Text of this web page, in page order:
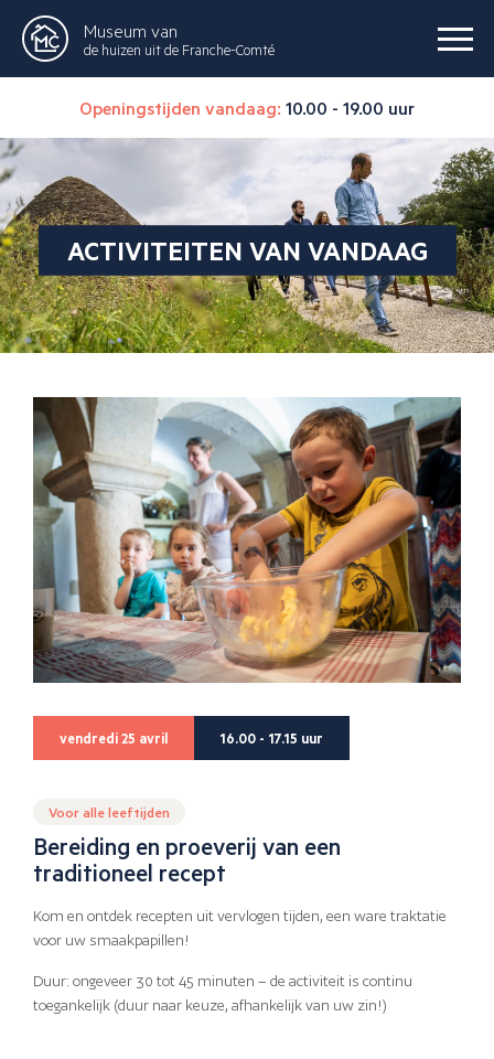
Museum van
de huizen uit de Franche-Comté
Openingstijden vandaag: 10.00 - 19.00 uur
ACTIVITEITEN VAN VANDAAG
vendredi 25 avril 16.00 - 17.15 uur
Voor alle leeftijden
Bereiding en proeverij van een
traditioneel recept
Kom en ontdek recepten uit vervlogen tijden, een ware traktatie
voor uw smaakpapillen!
Duur: ongeveer 30 tot 45 minuten – de activiteit is continu
toegankelijk (duur naar keuze, afhankelijk van uw zin!)